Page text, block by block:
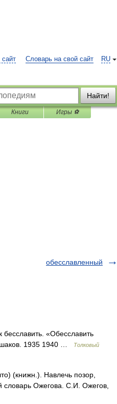
RU
сайт Словарь на свой сайт
Найти!
Книги Игры ⚽
обесславленный
«Обесславить
1935 1940 …
Толковый
(книжн.). Навлечь позор,
словарь Ожегова. С.И. Ожегов,